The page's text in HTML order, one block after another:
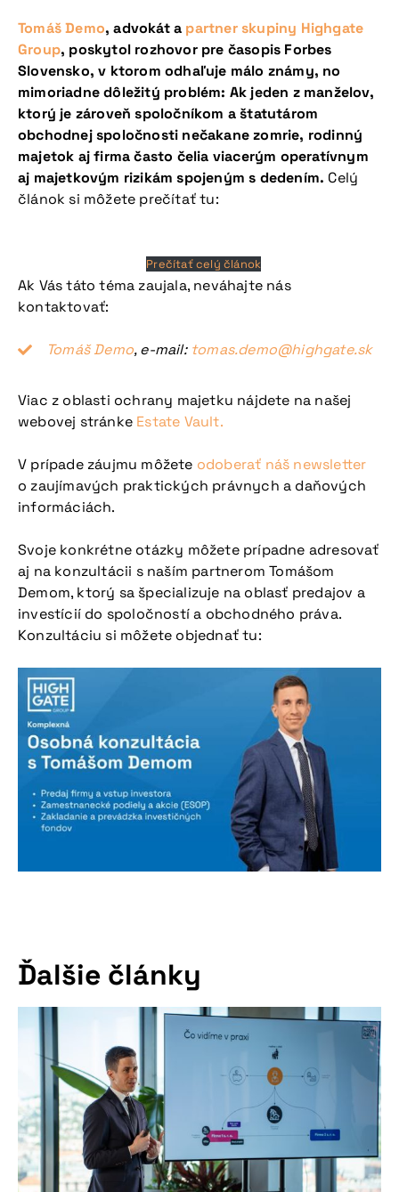
Tomáš Demo, advokát a partner skupiny Highgate
Group, poskytol rozhovor pre časopis Forbes
Slovensko, v ktorom odhaľuje málo známy, no
mimoriadne dôležitý problém: Ak jeden z manželov,
ktorý je zároveň spoločníkom a štatutárom
obchodnej spoločnosti nečakane zomrie, rodinný
majetok aj firma často čelia viacerým operatívnym
aj majetkovým rizikám spojeným s dedením. Celý
článok si môžete prečítať tu:
Prečítať celý článok
Ak Vás táto téma zaujala, neváhajte nás
kontaktovať:
Tomáš Demo, e-mail: tomas.demo@highgate.sk
Viac z oblasti ochrany majetku nájdete na našej
webovej stránke Estate Vault.
V prípade záujmu môžete odoberať náš newsletter
o zaujímavých praktických právnych a daňových
informáciách.
Svoje konkrétne otázky môžete prípadne adresovať
aj na konzultácii s naším partnerom Tomášom
Demom, ktorý sa špecializuje na oblasť predajov a
investícií do spoločností a obchodného práva.
Konzultáciu si môžete objednať tu:
Ďalšie články